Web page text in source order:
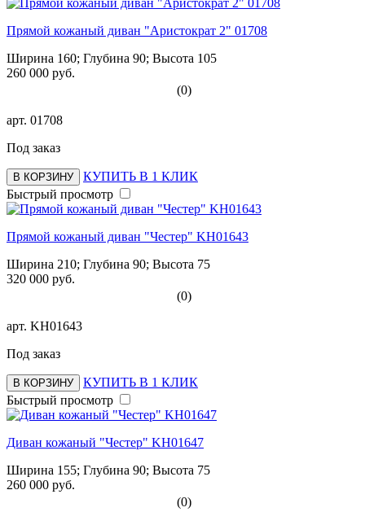
Прямой кожаный диван "Аристократ 2" 01708
Ширина 160; Глубина 90; Высота 105
260 000 руб.
(0)
арт. 01708
Под заказ
В КОРЗИНУ
КУПИТЬ В 1 КЛИК
Быстрый просмотр
Прямой кожаный диван "Честер" KH01643
Ширина 210; Глубина 90; Высота 75
320 000 руб.
(0)
арт. KH01643
Под заказ
В КОРЗИНУ
КУПИТЬ В 1 КЛИК
Быстрый просмотр
Диван кожаный "Честер" KH01647
Ширина 155; Глубина 90; Высота 75
260 000 руб.
(0)